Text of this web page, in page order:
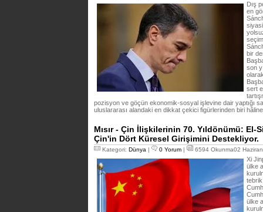
Dış
en
bir
son
sert
pozisyon ve göçün ekonomik-sosyal işlevine dair yaptığı
uluslararası alandaki en dikkat çekici figürlerinden biri
Mısır - Çin İlişkilerinin 70. Yıldönümü:
Çin'in Dört Küresel Girişimini Destekliyor.
Kategori: Dünya | 0 Yorum | 6594 Okunma02
Xi
ülke
tebrik
ülke